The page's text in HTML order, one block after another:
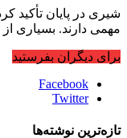
شیری در پایان تأکید
مهمی دارند. بسیاری
برای دیگران بفرستید
Facebook
Twitter
تازه‌ترین نوشته‌ها